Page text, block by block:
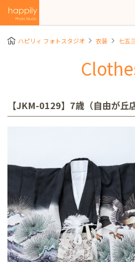
ハピリィ フォトスタジオ 衣装 七五
【JKM-0129】7歳（自由が丘店